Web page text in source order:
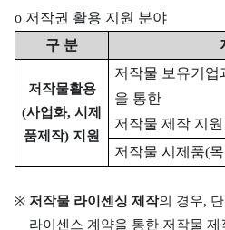
o 저작권 활용 지원 분야
구 분
저작물활용
(사업화, 시제
품제작) 지원
저작물 보유기업
을 통한
저작물 제작 지
저작물 시제품(
※ 저작물 라이센싱 제작의 경우,
라이센스 계약을 통한 저작물 제